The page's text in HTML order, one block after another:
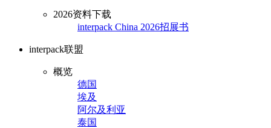
2026资料下载
interpack China 2026招展书
interpack联盟
概览
德国
埃及
阿尔及利亚
泰国